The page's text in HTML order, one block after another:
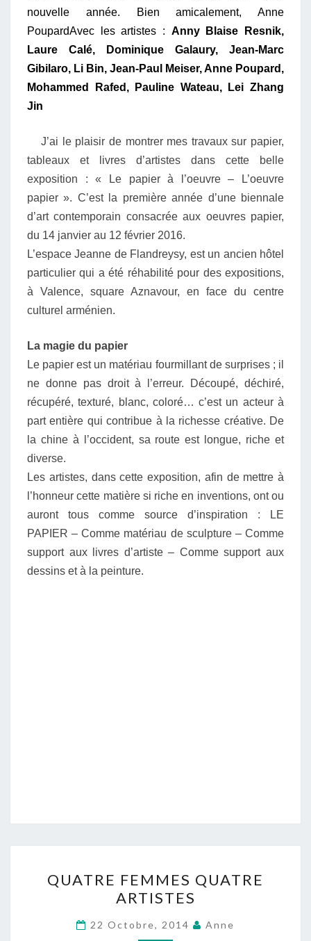
nouvelle année. Bien amicalement, Anne
PoupardAvec les artistes : Anny Blaise Resnik,
Laure Calé, Dominique Galaury, Jean-Marc
Gibilaro, Li Bin, Jean-Paul Meiser, Anne Poupard,
Mohammed Rafed, Pauline Wateau, Lei Zhang
Jin
J’ai le plaisir de montrer mes travaux sur papier,
tableaux et livres d’artistes dans cette belle
exposition : « Le papier à l’oeuvre – L’oeuvre
papier ». C’est la première année d’une biennale
d’art contemporain consacrée aux oeuvres papier,
du 14 janvier au 12 février 2016.
L’espace Jeanne de Flandreysy, est un ancien hôtel
particulier qui a été réhabilité pour des expositions,
à Valence, square Aznavour, en face du centre
culturel arménien.
La magie du papier
Le papier est un matériau fourmillant de surprises ; il
ne donne pas droit à l’erreur. Découpé, déchiré,
récupéré, texturé, blanc, coloré… c’est un acteur à
part entière qui contribue à la richesse créative. De
la chine à l’occident, sa route est longue, riche et
diverse.
Les artistes, dans cette exposition, afin de mettre à
l’honneur cette matière si riche en inventions, ont ou
auront tous comme source d’inspiration : LE
PAPIER – Comme matériau de sculpture – Comme
support aux livres d’artiste – Comme support aux
dessins et à la peinture.
FEMMES
QUATRE
ARTISTES
QUATRE FEMMES QUATRE
ARTISTES
22 Octobre, 2014 Anne